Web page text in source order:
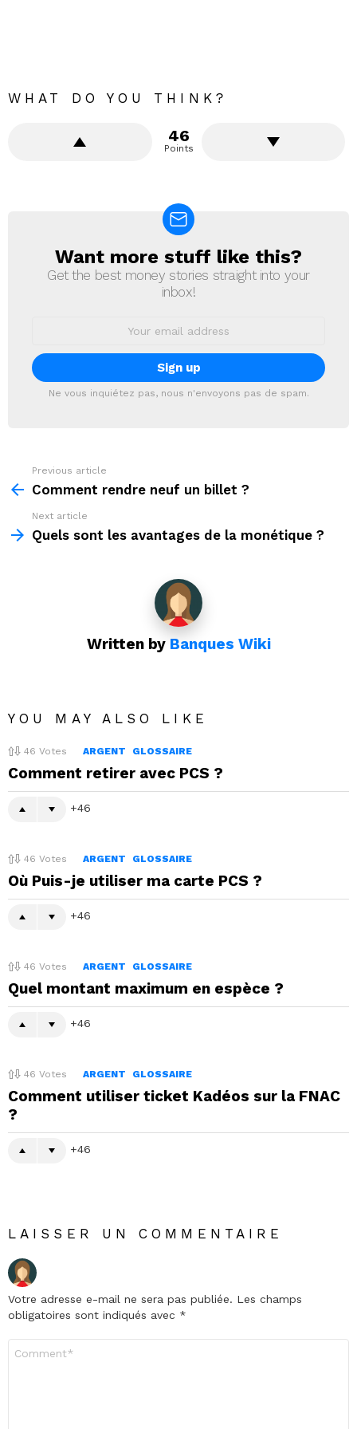
WHAT DO YOU THINK?
46
Points
NEWSLETTER
Want more stuff like this?
Get the best money stories straight into your
inbox!
Ne vous inquiétez pas, nous n'envoyons pas de spam.
more
Previous article
Comment rendre neuf un billet ?
Next article
Quels sont les avantages de la monétique ?
Written by Banques Wiki
YOU MAY ALSO LIKE
46 Votes ARGENT GLOSSAIRE
Comment retirer avec PCS ?
46
46 Votes ARGENT GLOSSAIRE
Où Puis-je utiliser ma carte PCS ?
46
46 Votes ARGENT GLOSSAIRE
Quel montant maximum en espèce ?
46
46 Votes ARGENT GLOSSAIRE
Comment utiliser ticket Kadéos sur la FNAC
?
46
LAISSER UN COMMENTAIRE
Votre adresse e-mail ne sera pas publiée. Les champs
obligatoires sont indiqués avec *